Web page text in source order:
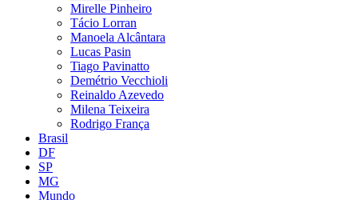
Mirelle Pinheiro
Tácio Lorran
Manoela Alcântara
Lucas Pasin
Tiago Pavinatto
Demétrio Vecchioli
Reinaldo Azevedo
Milena Teixeira
Rodrigo França
Brasil
DF
SP
MG
Mundo